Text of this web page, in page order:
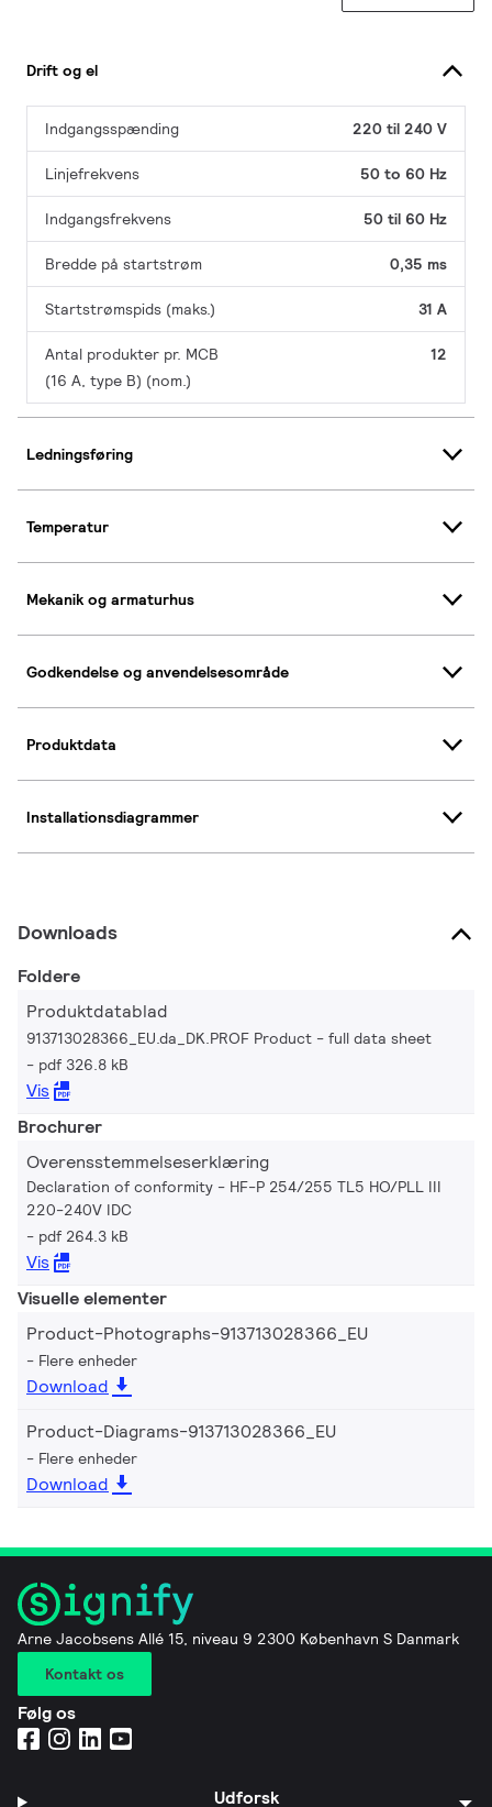
Drift og el
Indgangsspænding 220 til 240 V
Linjefrekvens 50 to 60 Hz
Indgangsfrekvens 50 til 60 Hz
Bredde på startstrøm 0,35 ms
Startstrømspids (maks.) 31 A
Antal produkter pr. MCB
(16 A, type B) (nom.)
12
Ledningsføring
Temperatur
Mekanik og armaturhus
Godkendelse og anvendelsesområde
Produktdata
Installationsdiagrammer
Downloads
Foldere
Produktdatablad
913713028366_EU.da_DK.PROF Product - full data sheet
pdf 326.8 kB
Vis
Brochurer
Overensstemmelseserklæring
Declaration of conformity - HF-P 254/255 TL5 HO/PLL III
220-240V IDC
pdf 264.3 kB
Vis
Visuelle elementer
Product-Photographs-913713028366_EU
Flere enheder
Download
Product-Diagrams-913713028366_EU
Flere enheder
Download
Arne Jacobsens Allé 15, niveau 9 2300 København S Danmark
Kontakt os
Følg os
Udforsk